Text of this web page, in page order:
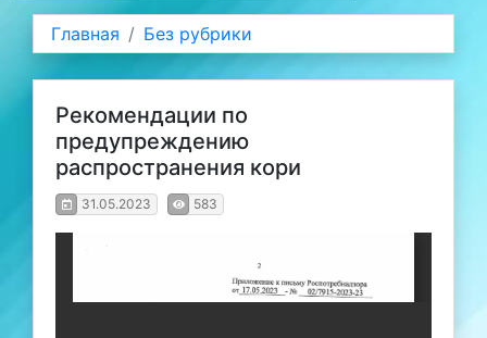
Главная Без рубрики
Рекомендации по
предупреждению
распространения кори
31.05.2023 583